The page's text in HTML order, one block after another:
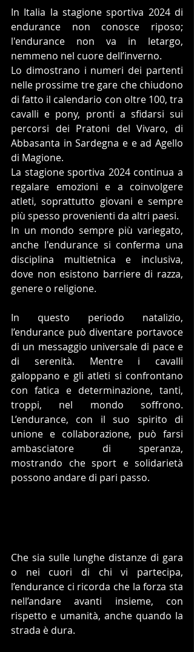
In Italia la stagione sportiva 2024 di
endurance non conosce riposo;
l'endurance non va in letargo,
nemmeno nel cuore dell’inverno.
Lo dimostrano i numeri dei partenti
nelle prossime tre gare che chiudono
di fatto il calendario con oltre 100, tra
cavalli e pony, pronti a sfidarsi sui
percorsi dei Pratoni del Vivaro, di
Abbasanta in Sardegna e e ad Agello
di Magione.
La stagione sportiva 2024 continua a
regalare emozioni e a coinvolgere
atleti, soprattutto giovani e sempre
più spesso provenienti da altri paesi.
In un mondo sempre più variegato,
anche l'endurance si conferma una
disciplina multietnica e inclusiva,
dove non esistono barriere di razza,
genere o religione.
In questo periodo natalizio,
l’endurance può diventare portavoce
di un messaggio universale di pace e
di serenità. Mentre i cavalli
galoppano e gli atleti si confrontano
con fatica e determinazione, tanti,
troppi, nel mondo soffrono.
L’endurance, con il suo spirito di
unione e collaborazione, può farsi
ambasciatore di speranza,
mostrando che sport e solidarietà
possono andare di pari passo.
Che sia sulle lunghe distanze di gara
o nei cuori di chi vi partecipa,
l’endurance ci ricorda che la forza sta
nell’andare avanti insieme, con
rispetto e umanità, anche quando la
strada è dura.